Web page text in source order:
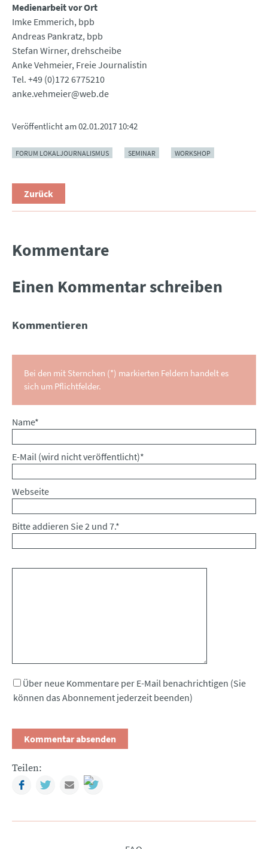
Medienarbeit vor Ort
Imke Emmerich, bpb
Andreas Pankratz, bpb
Stefan Wirner, drehscheibe
Anke Vehmeier, Freie Journalistin
Tel. +49 (0)172 6775210
anke.vehmeier@web.de
Veröffentlicht am02.01.2017 10:42
FORUM LOKALJOURNALISMUS SEMINAR WORKSHOP
Zurück
Kommentare
Einen Kommentar schreiben
Kommentieren
Bei den mit Sternchen (*) markierten Feldern handelt es
sich um Pflichtfelder.
Pflichtfeld
Name*
Pflichtfeld
E-Mail (wird nicht veröffentlicht)*
Webseite
Bitte addieren Sie 2 und 7.*
Über neue Kommentare per E-Mail benachrichtigen (Sie
können das Abonnement jederzeit beenden)
Teilen:
FacebookTwitterMail